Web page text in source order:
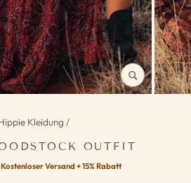
SCHLIESSEN (
ESC)
Kleidung /
OUTFIT
Kostenloser Versand + 15% Rabatt